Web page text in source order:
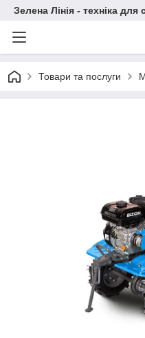
Зелена Лінія - техніка
Товари та послуги